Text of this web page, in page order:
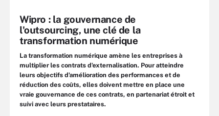
Wipro : la gouvernance de
l'outsourcing, une clé de la
transformation numérique
La transformation numérique amène les entreprises à
multiplier les contrats d'externalisation. Pour atteindre
leurs objectifs d'amélioration des performances et de
réduction des coûts, elles doivent mettre en place une
vraie gouvernance de ces contrats, en partenariat étroit et
suivi avec leurs prestataires.